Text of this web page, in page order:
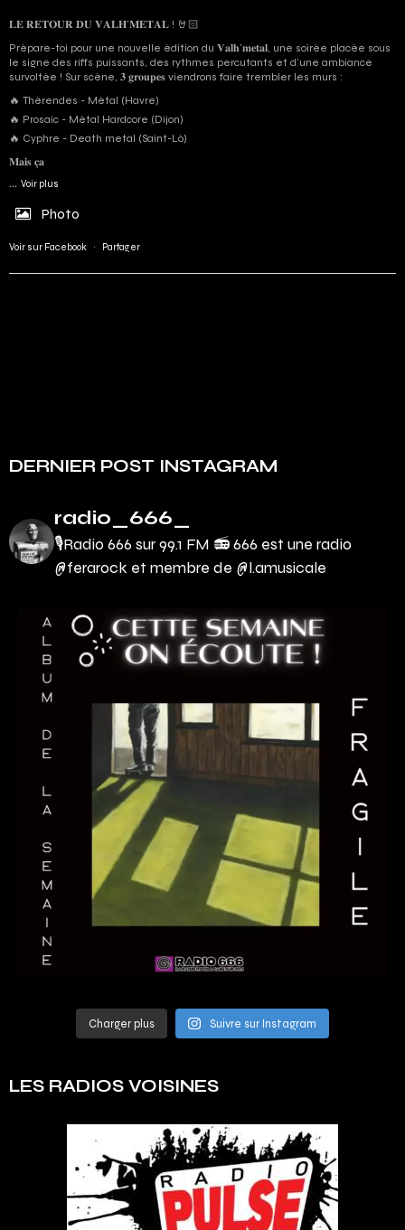
𝐋𝐄 𝐑𝐄𝐓𝐎𝐔𝐑 𝐃𝐔 𝐕𝐀𝐋𝐇’𝐌𝐄𝐓𝐀𝐋 ! 🤘🏻
Prépare-toi pour une nouvelle édition du 𝐕𝐚𝐥𝐡’𝐦𝐞𝐭𝐚𝐥, une soirée placée sous
le signe des riffs puissants, des rythmes percutants et d'une ambiance
survoltée ! Sur scène, 𝟑 𝐠𝐫𝐨𝐮𝐩𝐞𝐬 viendrons faire trembler les murs :
🔥 Thérendes - Métal (Havre)
🔥 Prosaic - Métal Hardcore (Dijon)
🔥 Cyphre - Death metal (Saint-Lô)
𝐌𝐚𝐢𝐬 𝐜̧𝐚
... Voir plus
Photo
Voir sur Facebook · Partager
DERNIER POST INSTAGRAM
radio_666_
🎙Radio 666 sur 99.1 FM 📻666 est une radio
@ferarock et membre de @l.amusicale
Charger plus Suivre sur Instagram
LES RADIOS VOISINES